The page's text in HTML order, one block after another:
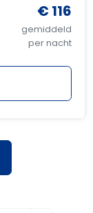
€ 116
gemiddeld
per nacht